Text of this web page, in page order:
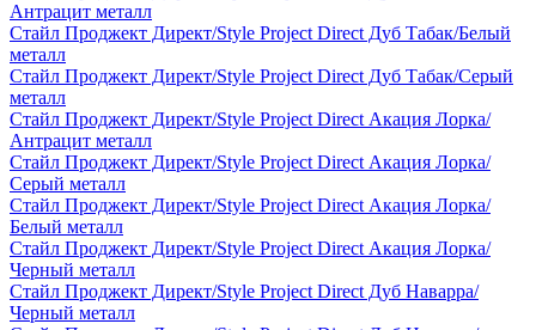
Антрацит металл
Стайл Проджект Директ/Style Project Direct Дуб Табак/Белый
металл
Стайл Проджект Директ/Style Project Direct Дуб Табак/Серый
металл
Стайл Проджект Директ/Style Project Direct Акация Лорка/
Антрацит металл
Стайл Проджект Директ/Style Project Direct Акация Лорка/
Серый металл
Стайл Проджект Директ/Style Project Direct Акация Лорка/
Белый металл
Стайл Проджект Директ/Style Project Direct Акация Лорка/
Черный металл
Стайл Проджект Директ/Style Project Direct Дуб Наварра/
Черный металл